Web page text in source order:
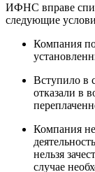
ИФНС вправе
следующие
Компания
Вступило в
отказали в
Компания
нельзя
случае